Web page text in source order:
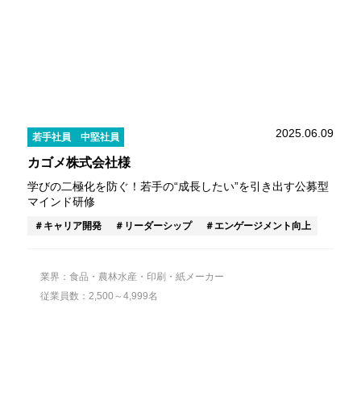
若手社員 中堅社員 2025.06.09
カゴメ株式会社様
学びの二極化を防ぐ！若手の“成長したい”を引き出す公募型
マインド研修
キャリア開発 リーダーシップ エンゲージメント向上
業界：食品・農林水産・印刷・紙メーカー
従業員数：2,500～4,999名